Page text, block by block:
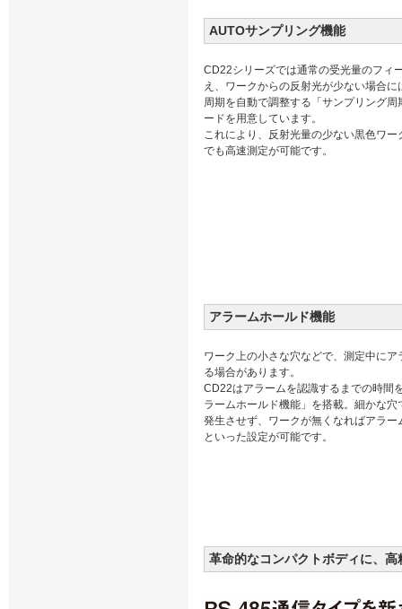
AUTOサンプリング機能
CD22シリーズでは通常の受光量のフィ
え、ワークからの反射光が少ない場合に
周期を自動で調整する「サンプリング周
ードを用意しています。
これにより、反射光量の少ない黒色ワー
でも高速測定が可能です。
アラームホールド機能
ワーク上の小さな穴などで、測定中にア
る場合があります。
CD22はアラームを認識するまでの時間
ラームホールド機能」を搭載。細かな穴
発生させず、ワークが無くなればアラー
といった設定が可能です。
革命的なコンパクトボディに、